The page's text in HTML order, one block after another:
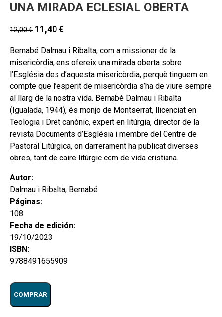
UNA MIRADA ECLESIAL OBERTA
12,00€ 11,40€
Bernabé Dalmau i Ribalta, com a missioner de la
misericòrdia, ens ofereix una mirada oberta sobre
l’Església des d’aquesta misericòrdia, perquè tinguem en
compte que l’esperit de misericòrdia s’ha de viure sempre
al llarg de la nostra vida. Bernabé Dalmau i Ribalta
(Igualada, 1944), és monjo de Montserrat, llicenciat en
Teologia i Dret canònic, expert en litúrgia, director de la
revista Documents d’Església i membre del Centre de
Pastoral Litúrgica, on darrerament ha publicat diverses
obres, tant de caire litúrgic com de vida cristiana.
Autor:
Dalmau i Ribalta, Bernabé
Páginas:
108
Fecha de edición:
19/10/2023
ISBN:
9788491655909
COMPRAR